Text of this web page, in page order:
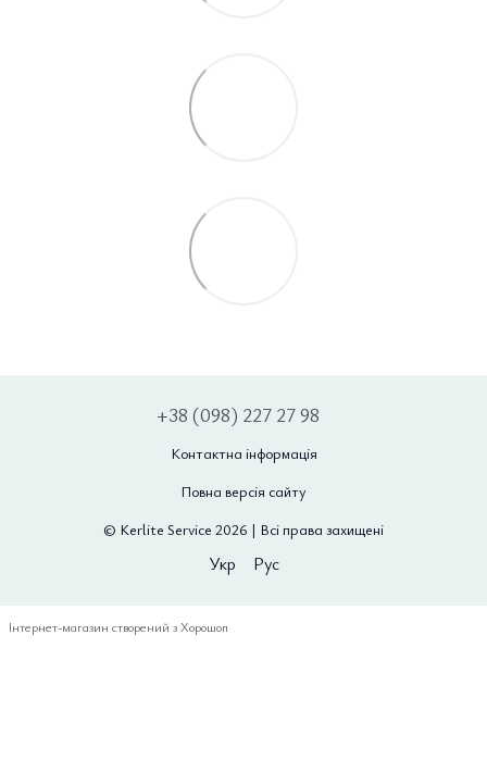
+38 (098) 227 27 98
Контактна інформація
Повна версія сайту
© Kerlite Service 2026 | Всі права захищені
Укр Рус
Інтернет-магазин створений з Хорошоп